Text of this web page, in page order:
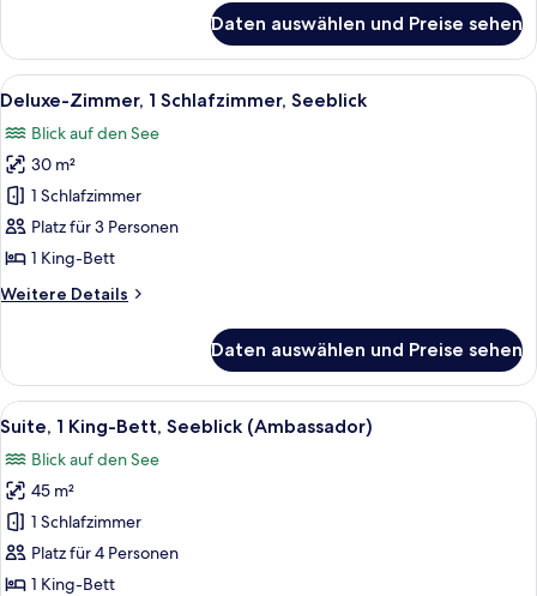
Doppelzimmer,
Schlafzimmer
Daten auswählen und Preise sehen
Alle
Fotos
für
Deluxe-
Zimmer,
1
Schlafzimmer,
anzeigen
Deluxe-Zimmer, 1 Schlafzimmer,
5
Deluxe-Zimmer, 1 Schlafzimmer, Seeblick
Blick auf den See
30 m²
1 Schlafzimmer
Platz für 3 Personen
1 King-Bett
Weitere Details
Weitere
Zimmer,
Schlafzimmer,
Daten auswählen und Preise sehen
Alle
Fotos
für
Suite,
1 King-
Bett,
Seeblick
Ein Schlafzimmer mit einem großen
3
Suite, 1 King-Bett, Seeblick (Ambassador)
Blick auf den See
45 m²
1 Schlafzimmer
Platz für 4 Personen
1 King-Bett